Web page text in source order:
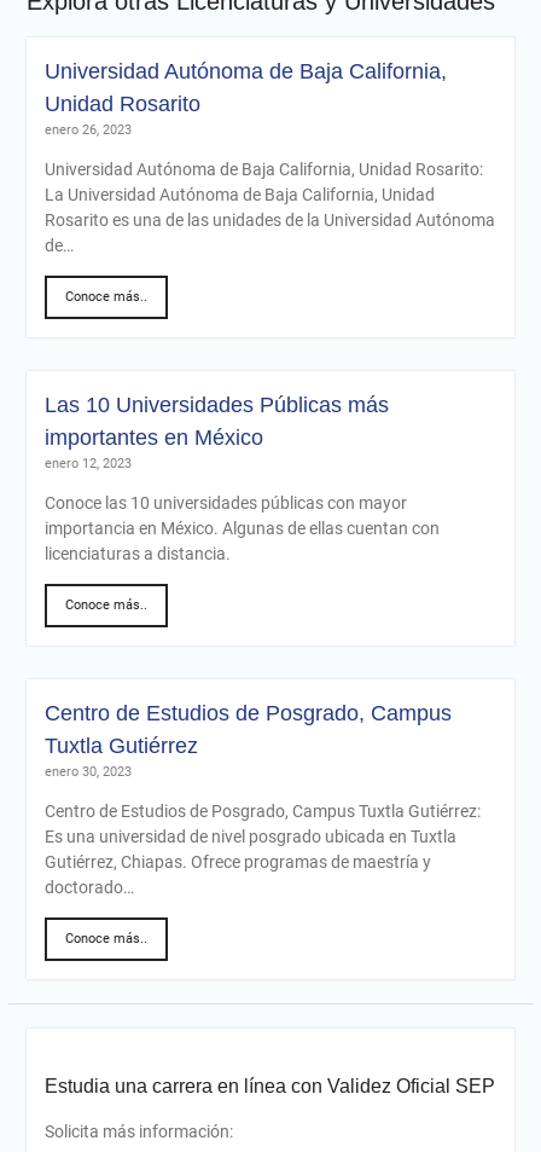
Universidad Autónoma de Baja California,
Unidad Rosarito
enero 26, 2023
Universidad Autónoma de Baja California, Unidad Rosarito:
La Universidad Autónoma de Baja California, Unidad
Rosarito es una de las unidades de la Universidad Autónoma
de…
Conoce más..
Las 10 Universidades Públicas más
importantes en México
enero 12, 2023
Conoce las 10 universidades públicas con mayor
importancia en México. Algunas de ellas cuentan con
licenciaturas a distancia.
Conoce más..
Centro de Estudios de Posgrado, Campus
Tuxtla Gutiérrez
enero 30, 2023
Centro de Estudios de Posgrado, Campus Tuxtla Gutiérrez:
Es una universidad de nivel posgrado ubicada en Tuxtla
Gutiérrez, Chiapas. Ofrece programas de maestría y
doctorado…
Conoce más..
Estudia una carrera en línea con Validez Oficial SEP
Solicita más información: